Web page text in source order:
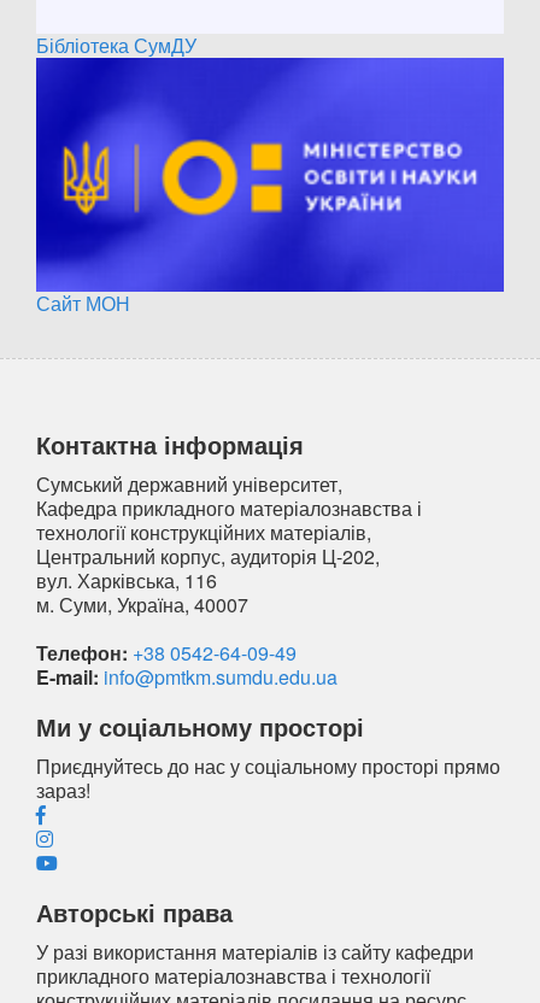
Бібліотека СумДУ
Сайт МОН
Контактна інформація
Сумський державний університет,
Кафедра прикладного матеріалознавства і
технології конструкційних матеріалів,
Центральний корпус, аудиторія Ц-202,
вул. Харківська, 116
м. Суми, Україна, 40007
Телефон: +38 0542-64-09-49
E-mail: info@pmtkm.sumdu.edu.ua
Ми у соціальному просторі
Приєднуйтесь до нас у соціальному просторі прямо
зараз!
Авторські права
У разі використання матеріалів із сайту кафедри
прикладного матеріалознавства і технології